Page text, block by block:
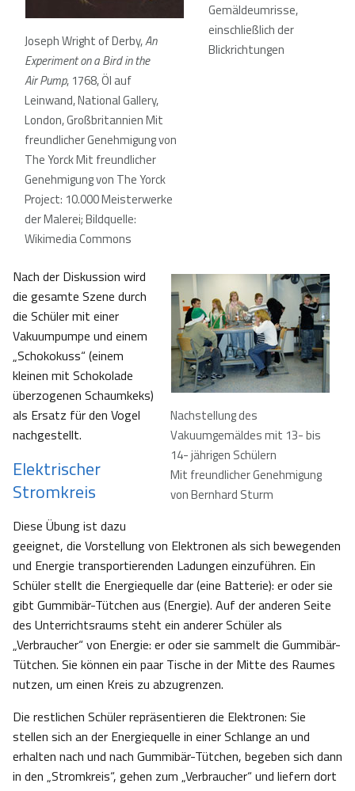
Joseph Wright of Derby,An
Experiment on a Bird in the
Air Pump, 1768, Öl auf
Leinwand, National Gallery,
London, GroßbritannienMit
freundlicher Genehmigung von
The Yorck Mit freundlicher
Genehmigung von The Yorck
Project: 10.000 Meisterwerke
der Malerei; Bildquelle:
Wikimedia Commons
Nachstellung des
Vakuumgemäldes mit 13- bis
14- jährigen Schülern
Mit freundlicher Genehmigung
von Bernhard Sturm
Gemäldeumrisse,
einschließlich der
Blickrichtungen
Nach der Diskussion wird
die gesamte Szene durch
die Schüler mit einer
Vakuumpumpe und einem
„Schokokuss“ (einem
kleinen mit Schokolade
überzogenen Schaumkeks)
als Ersatz für den Vogel
nachgestellt.
Elektrischer
Stromkreis
Diese Übung ist dazu
geeignet, die Vorstellung von Elektronen als sich bewegenden
und Energie transportierenden Ladungen einzuführen. Ein
Schüler stellt die Energiequelle dar (eine Batterie): er oder sie
gibt Gummibär-Tütchen aus (Energie). Auf der anderen Seite
des Unterrichtsraums steht ein anderer Schüler als
„Verbraucher“ von Energie: er oder sie sammelt die Gummibär-
Tütchen. Sie können ein paar Tische in der Mitte des Raumes
nutzen, um einen Kreis zu abzugrenzen.
Die restlichen Schüler repräsentieren die Elektronen: Sie
stellen sich an der Energiequelle in einer Schlange an und
erhalten nach und nach Gummibär-Tütchen, begeben sich dann
in den „Stromkreis“, gehen zum „Verbraucher“ und liefern dort